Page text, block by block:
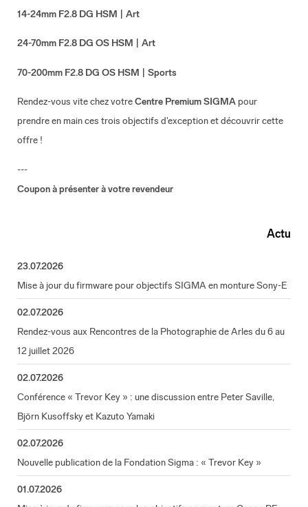
14-24mm F2.8 DG HSM | Art
24-70mm F2.8 DG OS HSM | Art
70-200mm F2.8 DG OS HSM | Sports
Rendez-vous vite chez votreCentre Premium SIGMA pour
prendre en main ces trois objectifs d'exception et découvrir cette
offre !
---
Coupon à présenter à votre revendeur
Actu
23.07.2026
Mise à jour du firmware pour objectifs SIGMA en monture Sony-E
02.07.2026
Rendez-vous aux Rencontres de la Photographie de Arles du 6 au
12 juillet 2026
02.07.2026
Conférence « Trevor Key » : une discussion entre Peter Saville,
Björn Kusoffsky et Kazuto Yamaki
02.07.2026
Nouvelle publication de la Fondation Sigma : « Trevor Key »
01.07.2026